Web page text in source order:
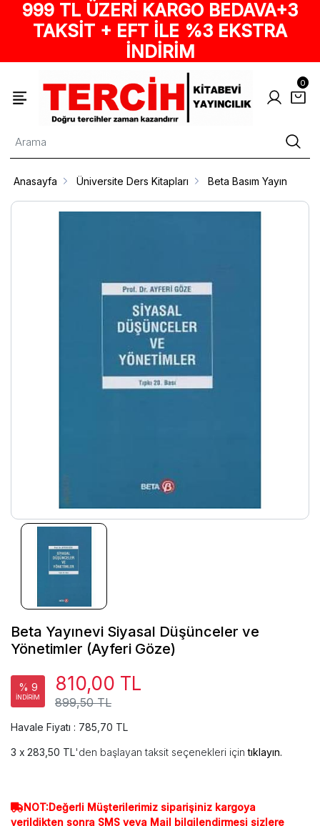
999 TL ÜZERİ KARGO BEDAVA+3
TAKSİT + EFT İLE %3 EKSTRA
İNDİRİM
0
Anasayfa Üniversite Ders Kitapları Beta Basım Yayın
Beta Yayınevi Siyasal Düşünceler ve
Yönetimler (Ayferi Göze)
% 9
İNDİRİM 899,50 TL
810,00 TL
Havale Fiyatı : 785,70 TL
283,50 TL'den başlayan taksit seçenekleri içintıklayın.
NOT:Değerli Müşterilerimiz siparişiniz kargoya
verildikten sonra SMS veya Mail bilgilendirmesi sizlere